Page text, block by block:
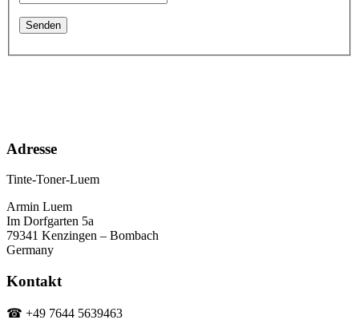
Adresse
Tinte-Toner-Luem
Armin Luem
Im Dorfgarten 5a
79341 Kenzingen – Bombach
Germany
Kontakt
☎ +49 7644 5639463